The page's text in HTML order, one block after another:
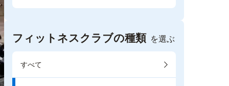
フィットネスクラブの種類 を選ぶ
すべて